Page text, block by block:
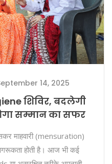
14, 2025
शिविर, बदलेगी
सम्मान का सफर
माहवारी (mensuration)
होती है। आज भी कई